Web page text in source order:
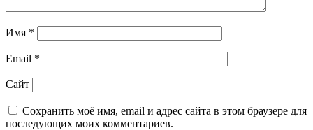
Имя *
Email *
Сайт
Сохранить моё имя, email и адрес сайта в этом браузере для
последующих моих комментариев.